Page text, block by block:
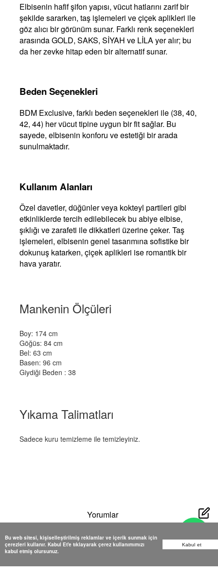
Bu web sitesi, kişiselleştirilmiş reklamlar ve içerik sunmak için
çerezleri kullanır. Kabul Et'e tıklayarak çerez kullanımımızı
kabul etmiş olursunuz.
Kabul et
Elbisenin hafif şifon yapısı, vücut hatlarını zarif bir
şekilde sararken, taş işlemeleri ve çiçek aplikleri ile
göz alıcı bir görünüm sunar. Farklı renk seçenekleri
arasında GOLD, SAKS, SİYAH ve LİLA yer alır; bu
da her zevke hitap eden bir alternatif sunar.
Beden Seçenekleri
BDM Exclusive, farklı beden seçenekleri ile (38, 40,
42, 44) her vücut tipine uygun bir fit sağlar. Bu
sayede, elbisenin konforu ve estetiği bir arada
sunulmaktadır.
Kullanım Alanları
Özel davetler, düğünler veya kokteyl partileri gibi
etkinliklerde tercih edilebilecek bu abiye elbise,
şıklığı ve zarafeti ile dikkatleri üzerine çeker. Taş
işlemeleri, elbisenin genel tasarımına sofistike bir
dokunuş katarken, çiçek aplikleri ise romantik bir
hava yaratır.
Mankenin Ölçüleri
Boy: 174 cm
Göğüs: 84 cm
Bel: 63 cm
Basen: 96 cm
Giydiği Beden : 38
Yıkama Talimatları
Sadece kuru temizleme ile temizleyiniz.
Yorumlar
Yorum bulunamadı